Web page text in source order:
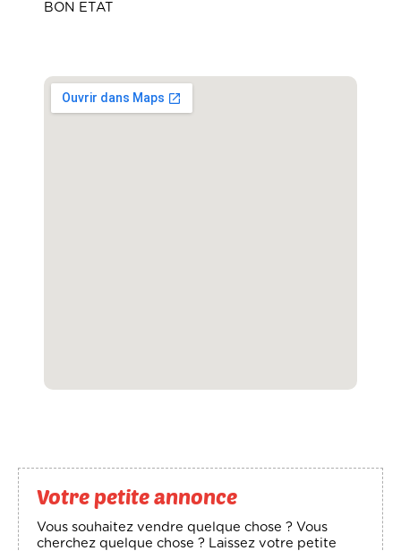
BON ETAT
Votre petite annonce
Vous souhaitez vendre quelque chose ? Vous
cherchez quelque chose ? Laissez votre petite